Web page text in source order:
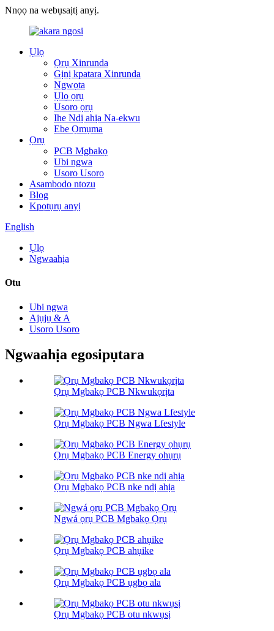
Nnọọ na webụsaịtị anyị.
Ụlọ
Ọrụ Xinrunda
Gịnị kpatara Xinrunda
Ngwọta
Ụlọ ọrụ
Usoro ọrụ
Ihe Ndị ahịa Na-ekwu
Ebe Ọmụma
Ọrụ
PCB Mgbakọ
Ubi ngwa
Usoro Usoro
Asambodo ntozu
Blog
Kpọtụrụ anyị
English
Ụlọ
Ngwaahịa
Otu
Ubi ngwa
Ajụjụ & A
Usoro Usoro
Ngwaahịa egosipụtara
Ọrụ Mgbakọ PCB Nkwukọrịta
Ọrụ Mgbakọ PCB Ngwa Lfestyle
Ọrụ Mgbakọ PCB Energy ọhụrụ
Ọrụ Mgbakọ PCB nke ndị ahịa
Ngwá ọrụ PCB Mgbakọ Ọrụ
Ọrụ Mgbakọ PCB ahụike
Ọrụ Mgbakọ PCB ụgbọ ala
Ọrụ Mgbakọ PCB otu nkwụsị